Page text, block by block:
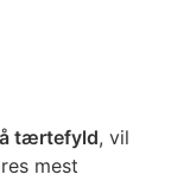
tærtefyld, vil
mest